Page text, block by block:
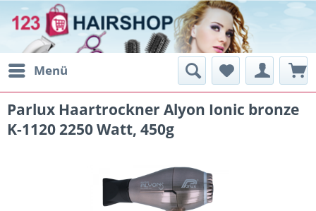
Menü
Parlux Haartrockner Alyon Ionic bronze
K-1120 2250 Watt, 450g